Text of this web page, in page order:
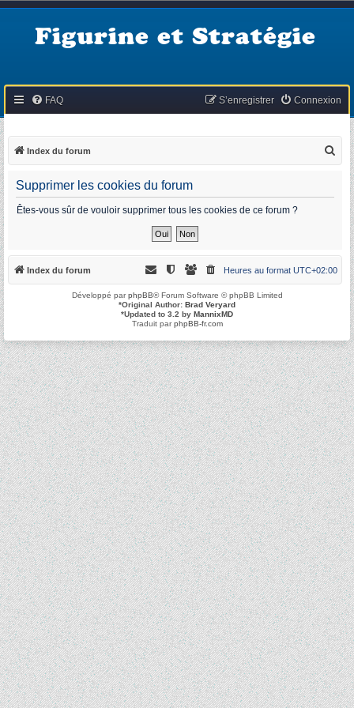
Figurine et Stratégie
FAQ Connexion
S’enregistrer
Index du forum
h
Supprimer les cookies du forum
Êtes-vous sûr de vouloir supprimer tous les cookies de ce forum ?
Index du forum Heures au format UTC+02:00
Développé parphpBB® Forum Software © phpBB Limited
*Original Author: Brad Veryard
*Updated to 3.2 by MannixMD
Traduit parphpBB-fr.com